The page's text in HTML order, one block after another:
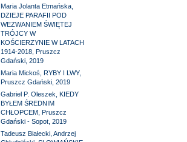
Maria Jolanta Etmańska,
DZIEJE PARAFII POD
WEZWANIEM ŚWIĘTEJ
TRÓJCY W
KOŚCIERZYNIE W LATACH
1914-2018, Pruszcz
Gdański, 2019
Maria Mickoś, RYBY I LWY,
Pruszcz Gdański, 2019
Gabriel P. Oleszek, KIEDY
BYŁEM ŚREDNIM
CHŁOPCEM, Pruszcz
Gdański - Sopot, 2019
Tadeusz Białecki, Andrzej